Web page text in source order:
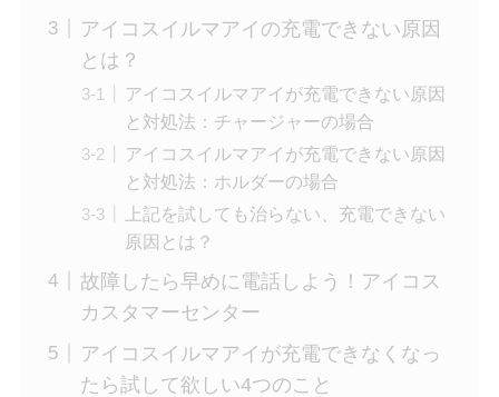
アイコスイルマアイの充電できない原因
とは？
アイコスイルマアイが充電できない原因
と対処法：チャージャーの場合
アイコスイルマアイが充電できない原因
と対処法：ホルダーの場合
上記を試しても治らない、充電できない
原因とは？
故障したら早めに電話しよう！アイコス
カスタマーセンター
アイコスイルマアイが充電できなくなっ
たら試して欲しい4つのこと